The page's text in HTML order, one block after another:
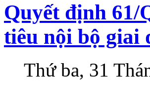
Quyết định 61/
tiêu nội bộ giai
Thứ ba, 31